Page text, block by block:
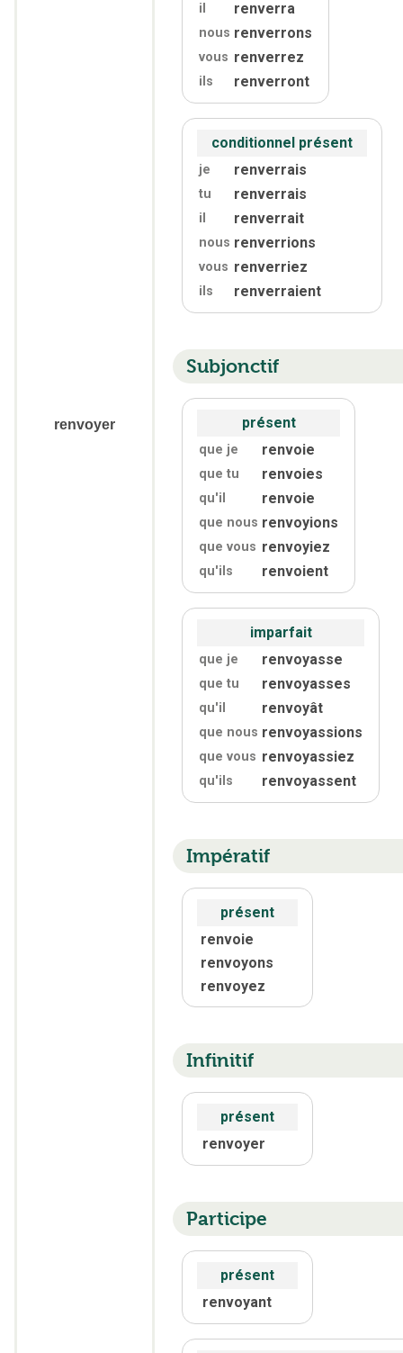
renvoyer
il renverra
nous renverrons
vous renverrez
ils renverront
conditionnel présent
je renverrais
tu renverrais
il renverrait
nous renverrions
vous renverriez
ils renverraient
Subjonctif
présent
que je renvoie
que tu renvoies
qu'il renvoie
que nous renvoyions
que vous renvoyiez
qu'ils renvoient
imparfait
que je renvoyasse
que tu renvoyasses
qu'il renvoyât
que nous renvoyassions
que vous renvoyassiez
qu'ils renvoyassent
Impératif
présent
renvoie
renvoyons
renvoyez
Infinitif
présent
renvoyer
Participe
présent
renvoyant